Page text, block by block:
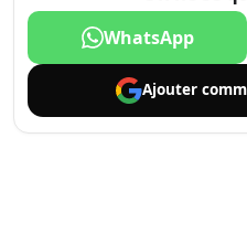
WhatsApp
Ajouter